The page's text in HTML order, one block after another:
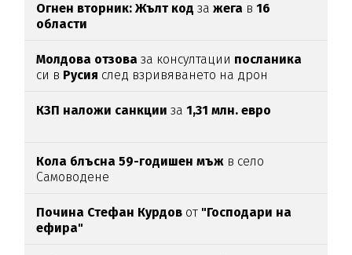
Огнен вторник: Жълт кодзажега в16
области
Молдова отзова за консултации посланика
си в Русия след взривяването на дрон
КЗП наложи санкции за1,31 млн. евро
Кола блъсна 59-годишен мъж в село
Самоводене
Почина Стефан Курдов от "Господари на
ефира"